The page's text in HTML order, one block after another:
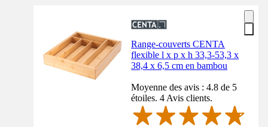
Range-couverts CENTA
flexible l x p x h 33,3-53,3 x
38,4 x 6,5 cm en bambou
Moyenne des avis : 4.8 de 5
étoiles. 4 Avis clients.